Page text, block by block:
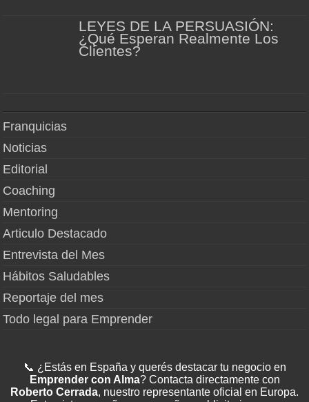
LEYES DE LA PERSUASIÓN:
¿Qué Esperan Realmente Los
Clientes?
Franquicias
Noticias
Editorial
Coaching
Mentoring
Articulo Destacado
Entrevista del Mes
Hábitos Saludables
Reportaje del mes
Todo legal para Emprender
📞 ¿Estás en España y querés destacar tu negocio en
Emprender con Alma? Contacta directamente con
Roberto Cerrada, nuestro representante oficial en Europa.